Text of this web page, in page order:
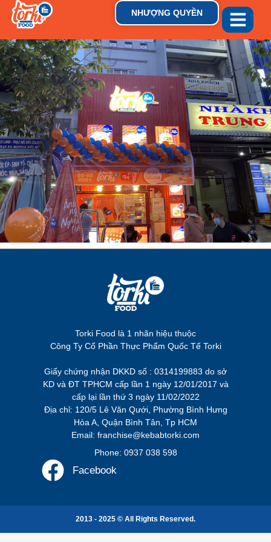
NHƯỢNG QUYỀN
Torki Food là 1 nhãn hiệu thuộc
Công Ty Cổ Phần Thực Phẩm Quốc Tế Torki
Giấy chứng nhận DKKD số : 0314199883 do sở
KD và ĐT TPHCM cấp lần 1 ngày 12/01/2017 và
cấp lại lần thứ 3 ngày 11/02/2022
Địa chỉ: 120/5 Lê Văn Qưới, Phường Bình Hưng
Hòa A, Quận Bình Tân, Tp HCM
Email: franchise@kebabtorki.com
Phone: 0937 038 598
Facebook
2013 - 2025 © All Rights Reserved.